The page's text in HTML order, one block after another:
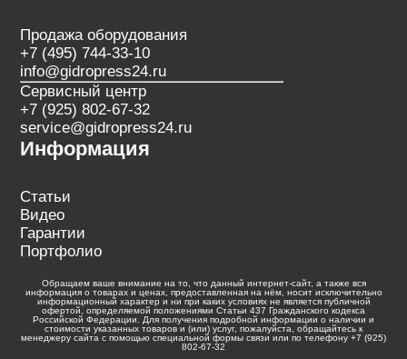
Продажа оборудования
+7 (495) 744-33-10
info@gidropress24.ru
Сервисный центр
+7 (925) 802-67-32
service@gidropress24.ru
Информация
Статьи
Видео
Гарантии
Портфолио
Обращаем ваше внимание на то, что данный интернет-сайт, а также вся
информация о товарах и ценах, предоставленная на нём, носит исключительно
информационный характер и ни при каких условиях не является публичной
офертой, определяемой положениями Статьи 437 Гражданского кодекса
Российской Федерации. Для получения подробной информации о наличии и
стоимости указанных товаров и (или) услуг, пожалуйста, обращайтесь к
менеджеру сайта с помощью специальной формы связи или по телефону +7 (925)
802-67-32